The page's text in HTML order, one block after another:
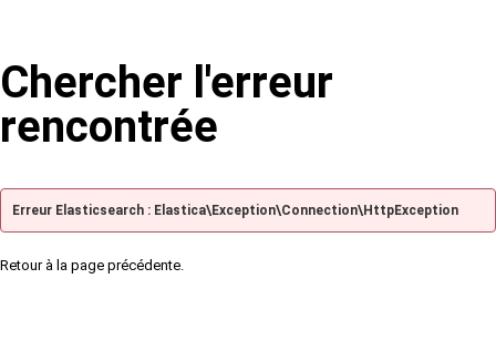
Chercher l'erreur
rencontrée
Erreur Elasticsearch : Elastica\Exception\Connection\HttpException
Retour à la page précédente.